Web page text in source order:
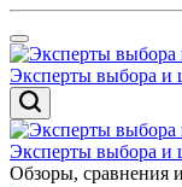
Перейти
к
содержимому
Эксперты выбора и
Эксперты выбора и
Обзоры, сравнения